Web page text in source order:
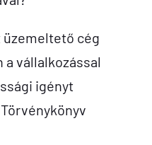
üzemeltető cég
vállalkozással
igényt